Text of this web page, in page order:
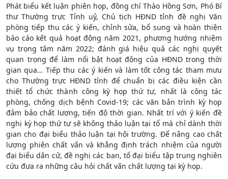
Phát biểu kết luận phiên họp, đồng chí Thào Hồng Sơn, Phó Bí
thư Thường trực Tỉnh uỷ, Chủ tịch HĐND tỉnh đề nghị Văn
phòng tiếp thu các ý kiến, chỉnh sửa, bổ sung và hoàn thiện
báo cáo kết quả hoạt động năm 2021, phương hướng nhiệm
vụ trọng tâm năm 2022; đánh giá hiệu quả các nghị quyết
quan trọng để làm nổi bật hoạt động của HĐND trong thời
gian qua… Tiếp thu các ý kiến và làm tốt công tác tham mưu
cho Thường trực HĐND tỉnh để chuẩn bị các điều kiện cần
thiết tổ chức thành công kỳ họp thứ tư, nhất là công tác
phòng, chống dịch bệnh Covid-19; các văn bản trình kỳ họp
đảm bảo chất lượng, tiến độ thời gian. Nhất trí với ý kiến đề
nghị kỳ họp thứ tư sẽ không thảo luận tại tổ mà chỉ dành thời
gian cho đại biểu thảo luận tại hội trường. Để nâng cao chất
lượng phiên chất vấn và khẳng định trách nhiệm của người
đại biểu dân cử, đề nghị các ban, tổ đại biểu tập trung nghiên
cứu đưa ra những câu hỏi chất vấn chất lượng tại kỳ họp.